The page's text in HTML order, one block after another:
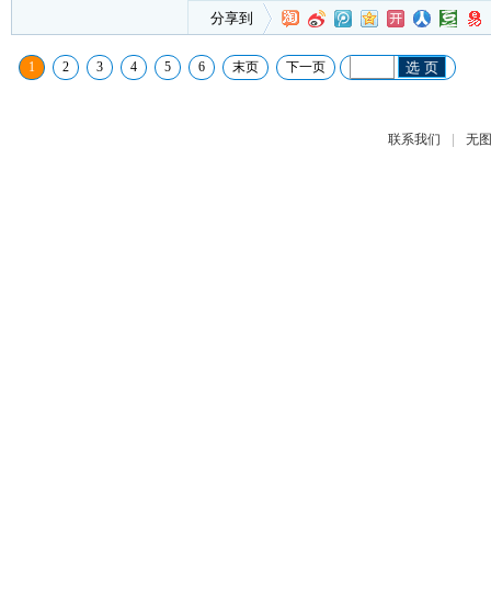
分享到
1 2 3 4 5 6 末页 下一页 选 页
联系我们 | 无